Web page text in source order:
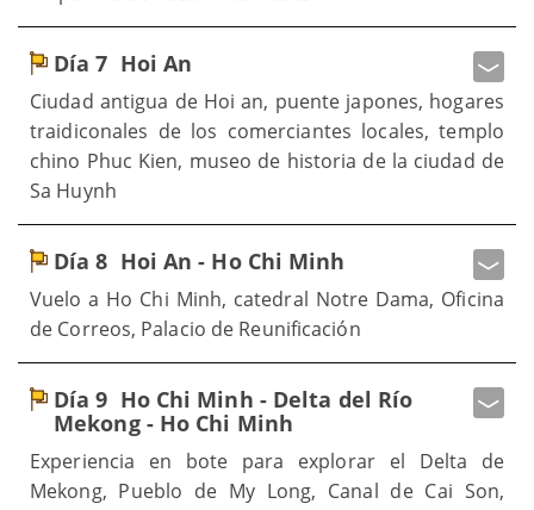
Día 7 Hoi An
Ciudad antigua de Hoi an, puente japones, hogares
traidiconales de los comerciantes locales, templo
chino Phuc Kien, museo de historia de la ciudad de
Sa Huynh
Día 8 Hoi An - Ho Chi Minh
Vuelo a Ho Chi Minh, catedral Notre Dama, Oficina
de Correos, Palacio de Reunificación
Día 9 Ho Chi Minh - Delta del Río
Mekong - Ho Chi Minh
Experiencia en bote para explorar el Delta de
Mekong, Pueblo de My Long, Canal de Cai Son,